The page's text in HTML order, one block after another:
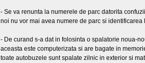
- Se va renunta la numerele de parc datorita
noi nu vor mai avea numere de parc si
- De curand s-a dat in folosinta o spalatorie noua-
aceasta este computerizata si are bagate in
toate autobuzele sunt spalate zilnic in exterior si